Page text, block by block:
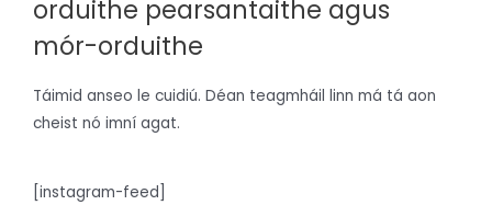
orduithe pearsantaithe agus
mór-orduithe
Táimid anseo le cuidiú. Déan teagmháil linn má tá aon
cheist nó imní agat.
[instagram-feed]